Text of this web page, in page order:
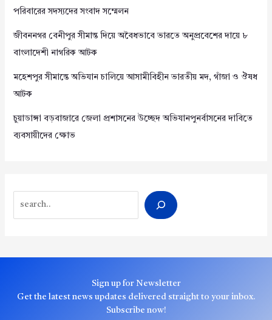
পরিবারের সদস্যদের সংবাদ সম্মেলন
জীবননগর বেনীপুর সীমান্ত দিয়ে অবৈধভাবে ভারতে অনুপ্রবেশের দায়ে ৮
বাংলাদেশী নাগরিক আটক
মহেশপুর সীমান্তে অভিযান চালিয়ে আসামীবিহীন ভারতীয় মদ, গাঁজা ও ঔষধ
আটক
চুয়াডাঙ্গা বড়বাজারে জেলা প্রশাসনের উচ্ছেদ অভিযানপুনর্বাসনের দাবিতে
ব্যবসায়ীদের ক্ষোভ
Sign up for Newsletter
Get the latest news updates delivered straight to your inbox.
Subscribe now!